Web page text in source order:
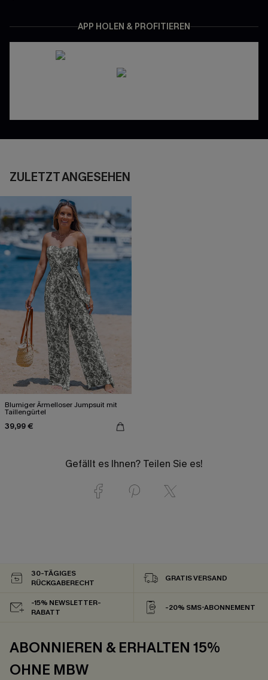
APP HOLEN & PROFITIEREN
ZULETZT ANGESEHEN
Blumiger Ärmelloser Jumpsuit mit
Taillengürtel
39,99 €
Gefällt es Ihnen? Teilen Sie es!
30-TÄGIGES
RÜCKGABERECHT
GRATIS VERSAND
-15% NEWSLETTER-
RABATT
-20% SMS-ABONNEMENT
ABONNIEREN & ERHALTEN 15%
OHNE MBW